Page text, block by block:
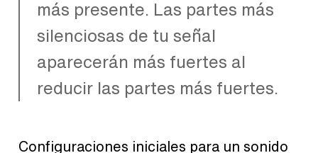
más presente. Las partes más
silenciosas de tu señal
aparecerán más fuertes al
reducir las partes más fuertes.
Configuraciones iniciales para un sonido